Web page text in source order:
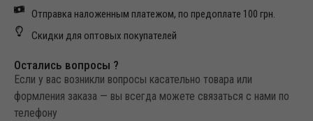
Отправка наложенным платежом, по предоплате 100 грн.
Скидки для оптовых покупателей
Остались вопросы ?
Если у вас возникли вопросы касательно товара или
формления заказа — вы всегда можете связаться с нами по
телефону